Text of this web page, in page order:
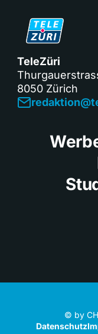
TeleZüri
8050 Zürich
© by
Datenschutz